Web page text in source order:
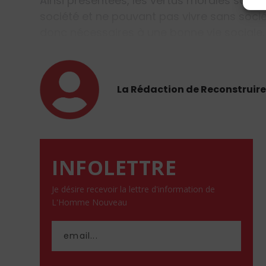
La Rédaction de Reconstruire
INFOLETTRE
Je désire recevoir la lettre d'information de
L'Homme Nouveau